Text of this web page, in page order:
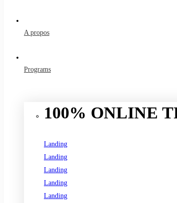
A propos
Programs
100% ONLINE
Landing
Landing
Landing
Landing
Landing